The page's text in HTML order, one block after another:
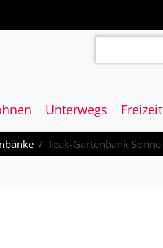
Unterwegs Freizeit
Teak-Gartenbank Sonne